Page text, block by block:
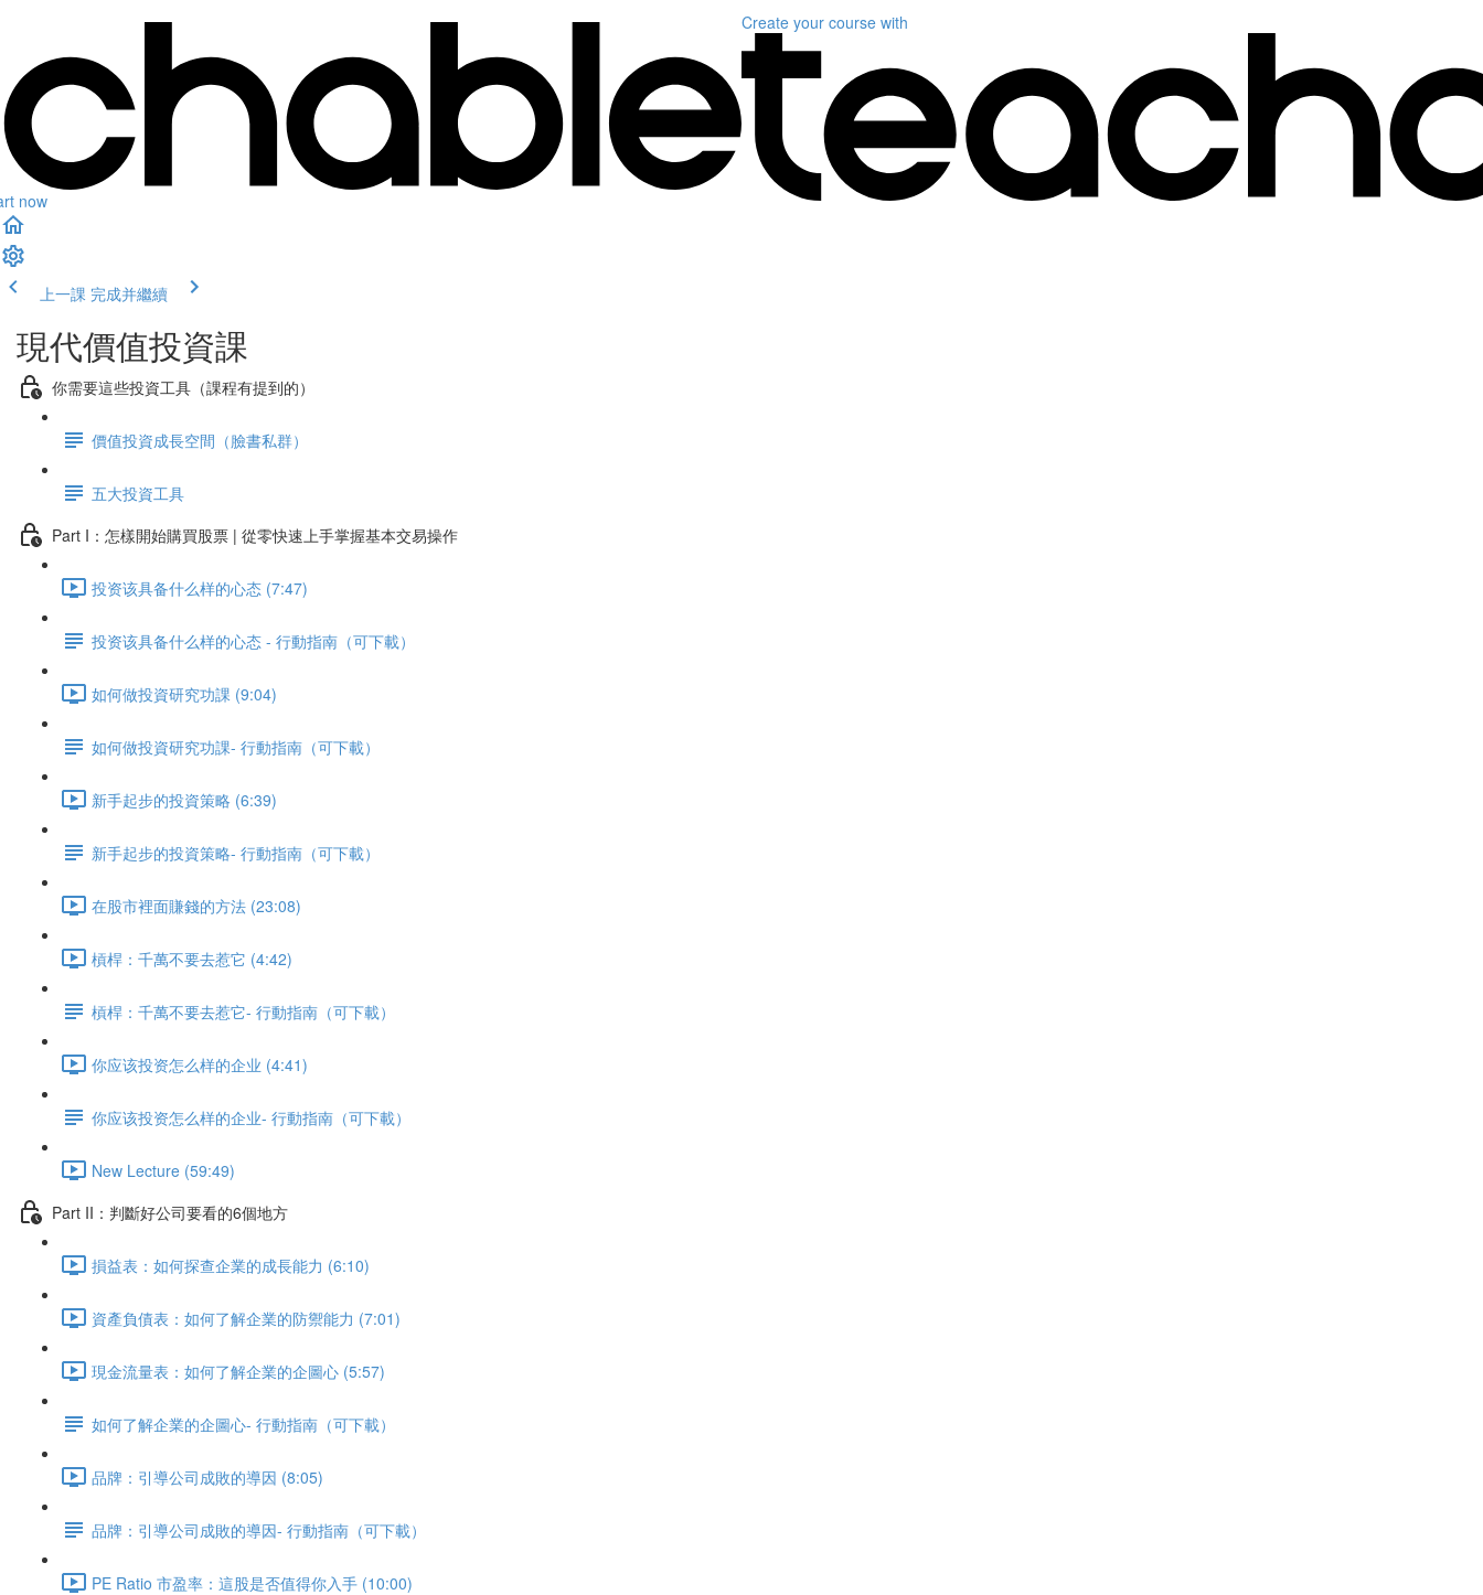
now
Create your course with
上一課 完成并繼續
現代價值投資課
你需要這些投資工具（課程有提到的）
價值投資成長空間（臉書私群）
五大投資工具
Part I：怎樣開始購買股票 | 從零快速上手掌握基本交易操作
投资该具备什么样的心态 (7:47)
投资该具备什么样的心态 - 行動指南（可下載）
如何做投資研究功課 (9:04)
如何做投資研究功課- 行動指南（可下載）
新手起步的投資策略 (6:39)
新手起步的投資策略- 行動指南（可下載）
在股市裡面賺錢的方法 (23:08)
槓桿：千萬不要去惹它 (4:42)
槓桿：千萬不要去惹它- 行動指南（可下載）
你应该投资怎么样的企业 (4:41)
你应该投资怎么样的企业- 行動指南（可下載）
New Lecture (59:49)
Part II：判斷好公司要看的6個地方
損益表：如何探查企業的成長能力 (6:10)
資產負債表：如何了解企業的防禦能力 (7:01)
現金流量表：如何了解企業的企圖心 (5:57)
如何了解企業的企圖心- 行動指南（可下載）
品牌：引導公司成敗的導因 (8:05)
品牌：引導公司成敗的導因- 行動指南（可下載）
PE Ratio 市盈率：這股是否值得你入手 (10:00)